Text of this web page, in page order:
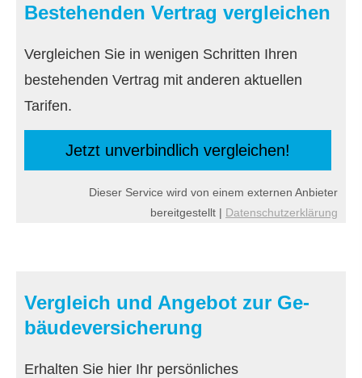
Bestehenden Vertrag ver­gleichen
Vergleichen Sie in wenigen Schritten Ihren
bestehenden Vertrag mit anderen aktuellen
Tarifen.
Jetzt unverbindlich ver­gleichen!
Dieser Service wird von einem externen Anbieter
bereitgestellt | Datenschutzerklärung
Vergleich und Angebot zur Ge­
bäude­ver­si­che­rung
Erhalten Sie hier Ihr persönliches